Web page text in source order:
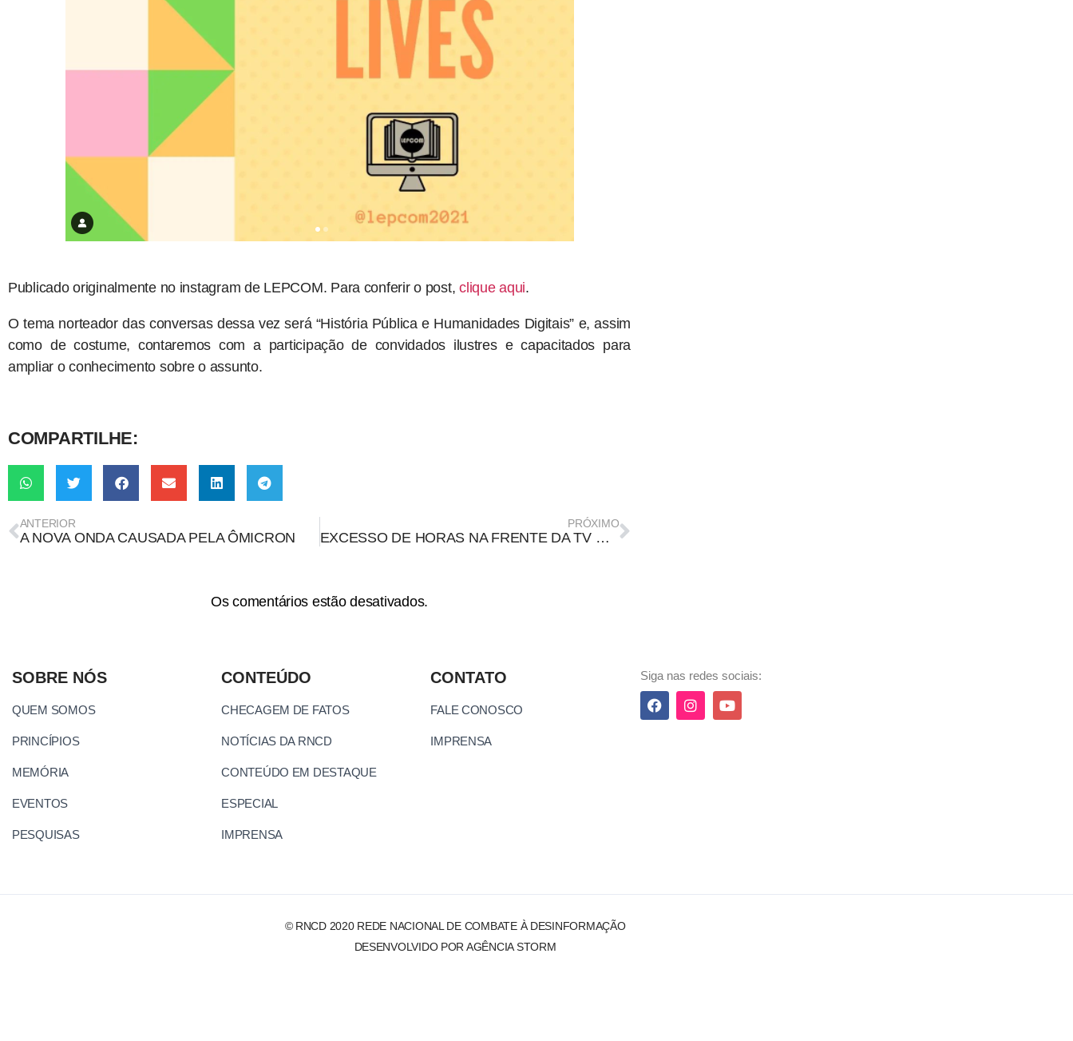
Publicado originalmente no instagram de LEPCOM. Para conferir o post,clique aqui.
O tema norteador das conversas dessa vez será “História Pública e Humanidades Digitais” e, assim
como de costume, contaremos com a participação de convidados ilustres e capacitados para
ampliar o conhecimento sobre o assunto.
COMPARTILHE:
ANTERIOR
A NOVA ONDA CAUSADA PELA ÔMICRON
PRÓXIMO
EXCESSO DE HORAS NA FRENTE DA TV E COMPORTAMENTO SEDENTÁRIO AFETAM O SONO DE IDOSOS
Os comentários estão desativados.
SOBRE NÓS
QUEM SOMOS
PRINCÍPIOS
MEMÓRIA
EVENTOS
PESQUISAS
CONTEÚDO
CHECAGEM DE FATOS
NOTÍCIAS DA RNCD
CONTEÚDO EM DESTAQUE
ESPECIAL
IMPRENSA
CONTATO
FALE CONOSCO
IMPRENSA
Siga nas redes sociais:
© RNCD 2020 REDE NACIONAL DE COMBATE À DESINFORMAÇÃO
DESENVOLVIDO POR AGÊNCIA STORM